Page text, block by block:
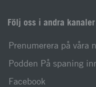
Följ oss i andra kanaler
Prenumerera på våra
Podden På spaning
Facebook